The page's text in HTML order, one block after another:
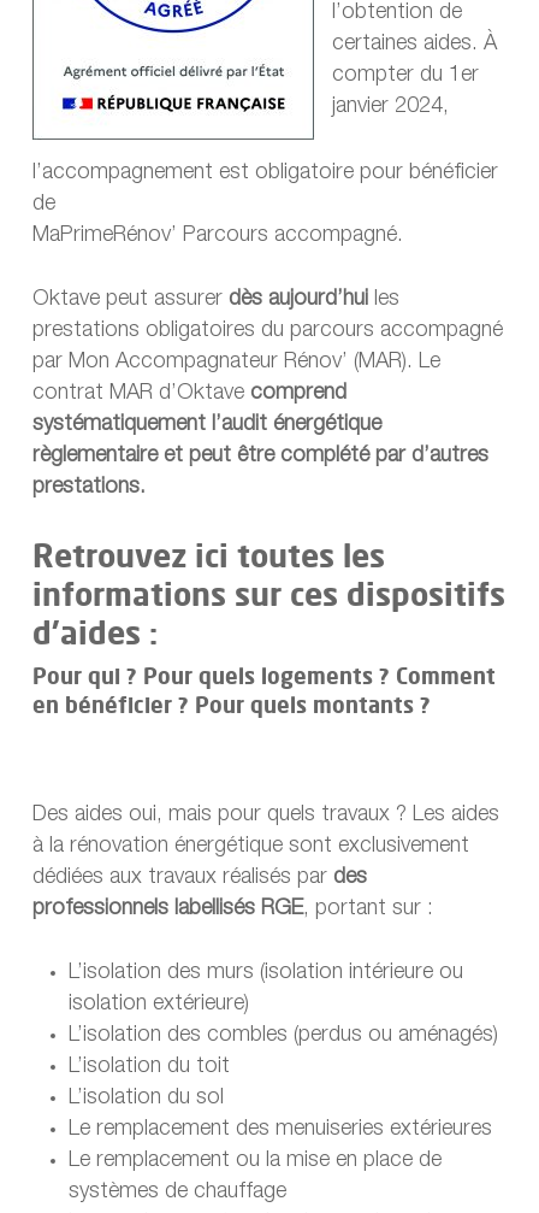
l’obtention de
certaines aides. À
compter du 1er
janvier 2024,
l’accompagnement est obligatoire pour bénéficier
de
MaPrimeRénov’ Parcours accompagné.
Oktave peut assurer dès aujourd’hui les
prestations obligatoires du parcours accompagné
par Mon Accompagnateur Rénov’ (MAR). Le
contrat MAR d’Oktave comprend
systématiquement l’audit énergétique
règlementaire et peut être complété par d’autres
prestations.
Retrouvez ici toutes les
informations sur ces dispositifs
d’aides :
Pour qui ? Pour quels logements ? Comment
en bénéficier ? Pour quels montants ?
Des aides oui, mais pour quels travaux ? Les aides
à la rénovation énergétique sont exclusivement
dédiées aux travaux réalisés par des
professionnels labellisés RGE, portant sur :
L’isolation des murs (isolation intérieure ou
isolation extérieure)
L’isolation des combles (perdus ou aménagés)
L’isolation du toit
L’isolation du sol
Le remplacement des menuiseries extérieures
Le remplacement ou la mise en place de
systèmes de chauffage